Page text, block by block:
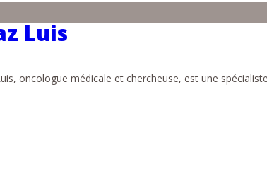
Luis
oncologue médicale et chercheuse, est une